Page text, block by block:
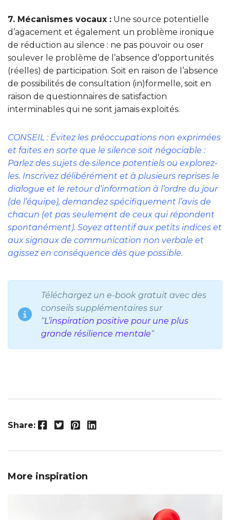
7. Mécanismes vocaux : Une source potentielle
d’agacement et également un problème ironique
de réduction au silence : ne pas pouvoir ou oser
soulever le problème de l’absence d’opportunités
(réelles) de participation. Soit en raison de l’absence
de possibilités de consultation (in)formelle, soit en
raison de questionnaires de satisfaction
interminables qui ne sont jamais exploités.
CONSEIL : Évitez les préoccupations non exprimées
et faites en sorte que le silence soit négociable :
Parlez des sujets de silence potentiels ou explorez-
les. Inscrivez délibérément et à plusieurs reprises le
dialogue et le retour d’information à l’ordre du jour
(de l’équipe), demandez spécifiquement l’avis de
chacun (et pas seulement de ceux qui répondent
spontanément). Soyez attentif aux petits indices et
aux signaux de communication non verbale et
agissez en conséquence dès que possible.
Téléchargez un e-book gratuit avec des
conseils supplémentaires sur
“L’inspiration positive pour une plus
grande résilience mentale“
Share: Facebook
Twitter
Pinterest
LinkedIn
More inspiration